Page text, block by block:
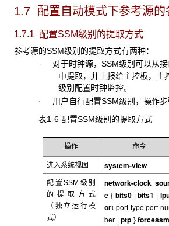
1.7 配置自动模式下参考源的
1.7.1 配置SSM级别的提取方式
参考源的SSM级别的提取方式有两种：
· 对于时钟源， SSM级别可以从
中提取，并上报给主控板，主
级别配置时钟监控。
· 用户自行配置SSM级别，操作
表1-6 配置SSM级别的提取方式
操作 命令
进入系统视图 system-view
配置SSM 级别
的提取方式
（独立运行模
式）
network-clock
e { bits0| bits1
ort port-type port-
ber
|ptp }forcessm